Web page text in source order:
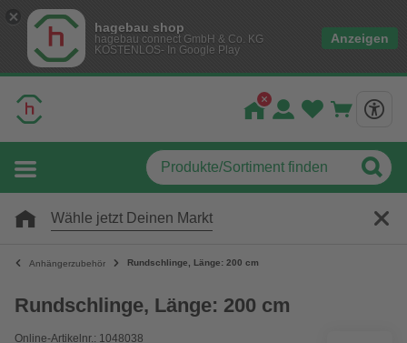
hagebau shop
hagebau connect GmbH & Co. KG
KOSTENLOS- In Google Play
Anzeigen
Wähle jetzt Deinen Markt
Anhängerzubehör Rundschlinge, Länge: 200 cm
Rundschlinge, Länge: 200 cm
Online-Artikelnr.: 1048038